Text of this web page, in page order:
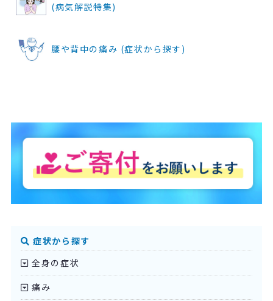
(病気解説特集)
腰や背中の痛み (症状から探す)
症状から探す
全身の症状
痛み